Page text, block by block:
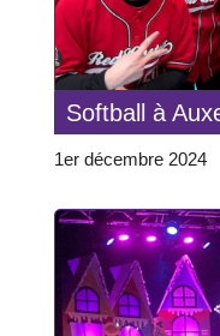
Softball à
1er décembre 2024